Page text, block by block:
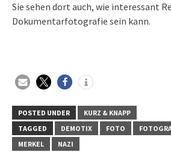
Sie sehen dort auch, wie interessant
Dokumentarfotografie sein kann.
POSTED UNDER
KURZ & KNAPP
TAGGED
DEMOTIX FOTO
MERKEL
NAZI